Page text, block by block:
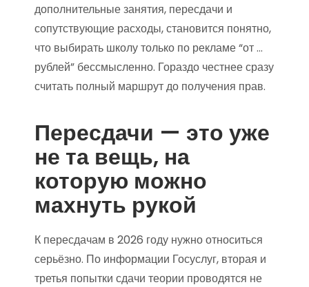
дополнительные занятия, пересдачи и
сопутствующие расходы, становится понятно,
что выбирать школу только по рекламе “от …
рублей” бессмысленно. Гораздо честнее сразу
считать полный маршрут до получения прав.
Пересдачи — это уже
не та вещь, на
которую можно
махнуть рукой
К пересдачам в 2026 году нужно относиться
серьёзно. По информации Госуслуг, вторая и
третья попытки сдачи теории проводятся не